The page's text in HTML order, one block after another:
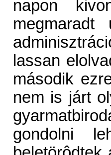
napon
lassan
második
nem is járt
gondolni